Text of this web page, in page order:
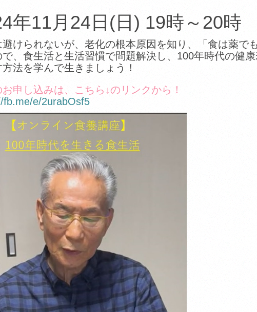
年11月24日(日) 19時～20時
けられないが、老化の根本原因を知り、「食は薬で
で、食生活と生活習慣で問題解決し、100年時代の健
法を学んで生きましょう！
申し込みは、こちら↓のリンクから！
fb.me/e/2urabOsf5